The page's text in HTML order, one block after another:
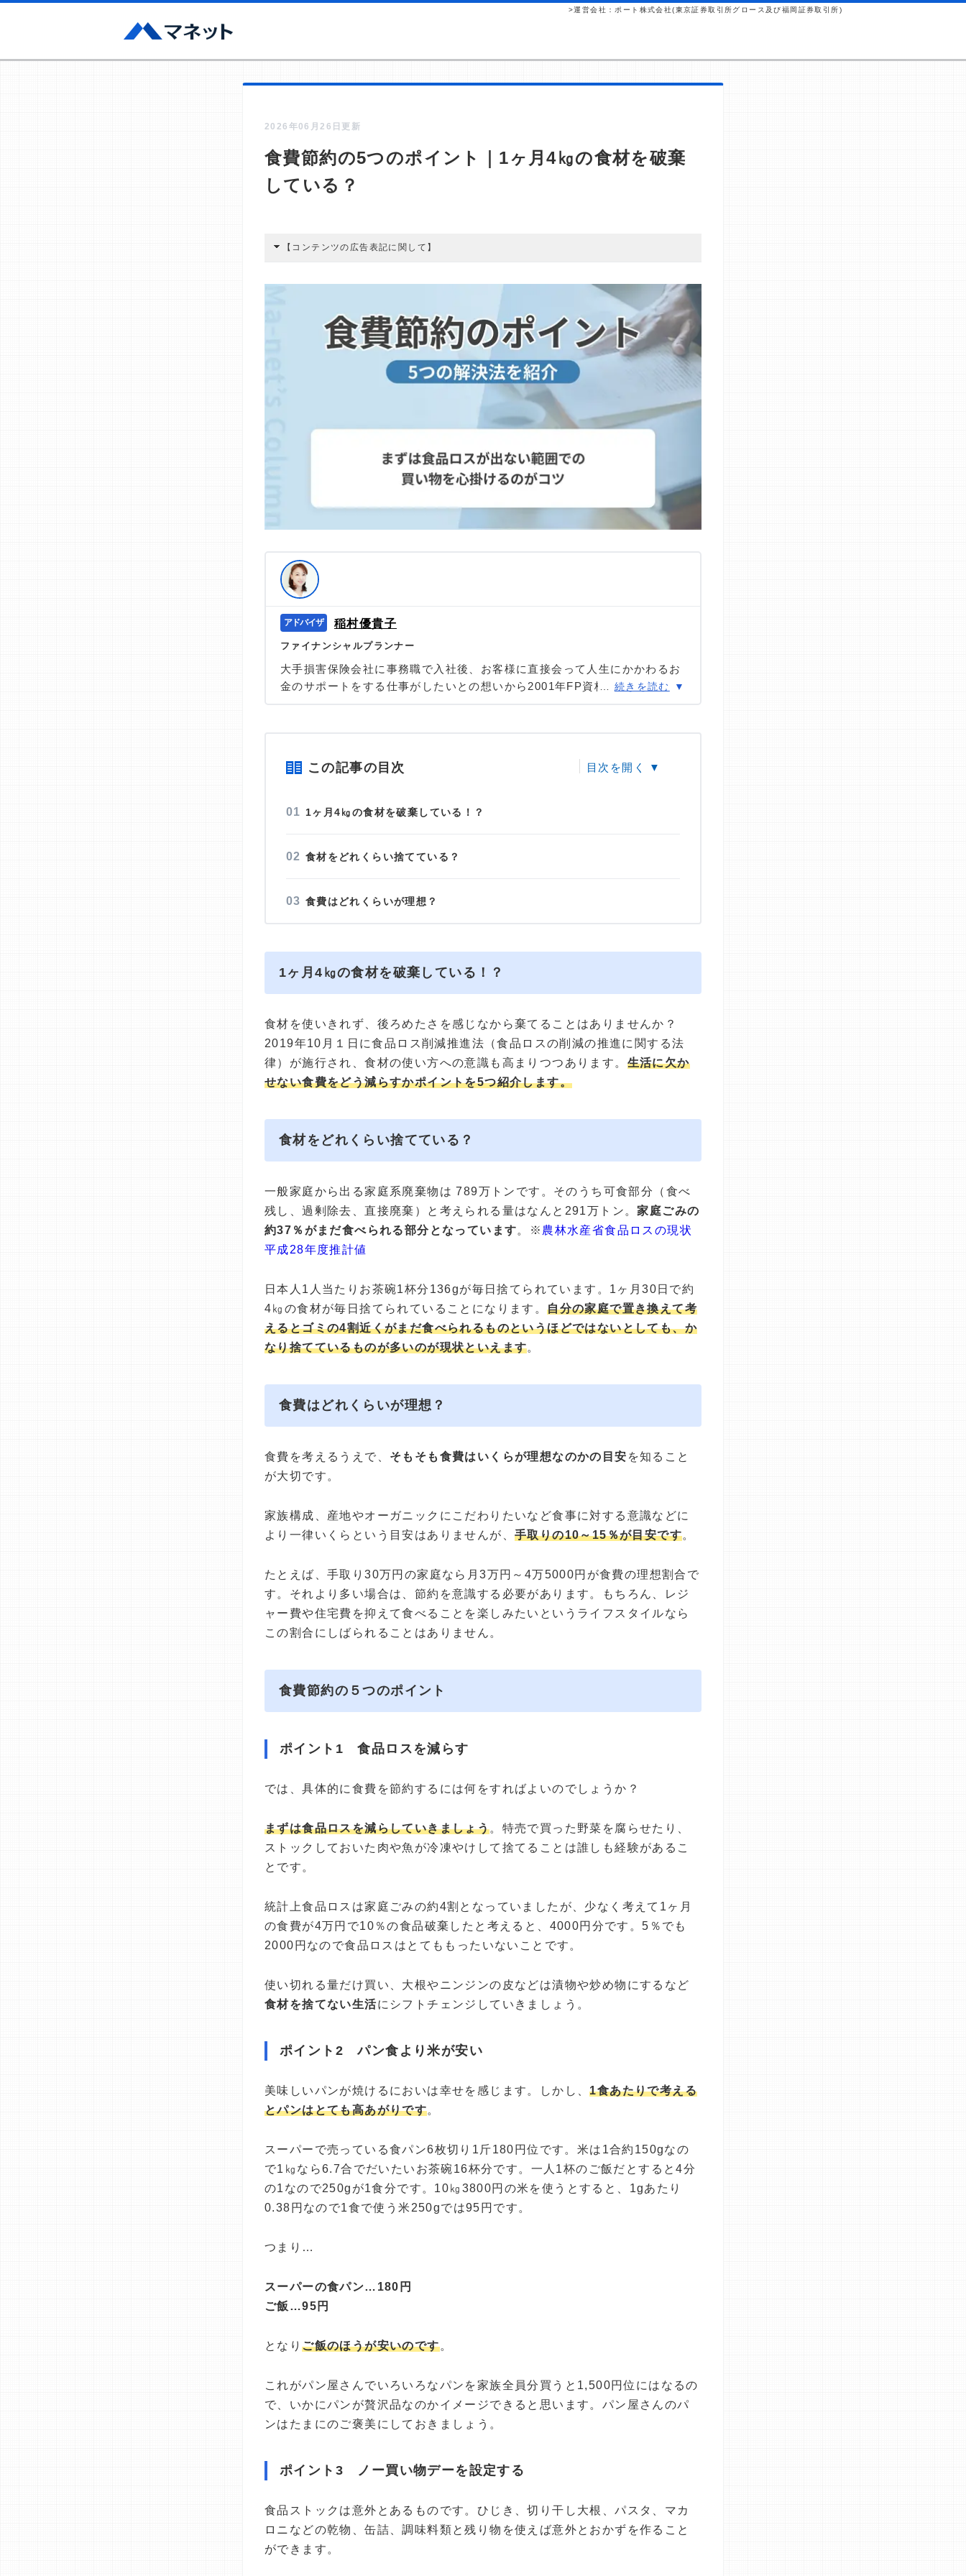
>運営会社：ポート株式会社(東京証券取引所グロース及び福岡証券取引所)
2026年06月26日更新
食費節約の5つのポイント｜1ヶ月4㎏の食材を破棄
している？
【コンテンツの広告表記に関して】
酬が支払われるという収益モデルです。 ただし、特定の商品を根拠なくPRするものではなく、当
編集部の調査／ユーザーへの口コミ収集などに基づき、公平性を担保した情報提供を行っていま
>提携企業一覧
稲村優貴子
ファイナンシャルプランナー
大手損害保険会社に事務職で入社後、お客様に直接会って人生にかかわるお
金のサポートをする仕事がしたいとの想いから2001年FP資格を取得し独
… 続きを読む
この記事の目次
1ヶ月4㎏の食材を破棄している！？
食材をどれくらい捨てている？
食費はどれくらいが理想？
1ヶ月4㎏の食材を破棄している！？
食材を使いきれず、後ろめたさを感じなから棄てることはありませんか？
2019年10月１日に食品ロス削減推進法（食品ロスの削減の推進に関する法
律）が施行され、食材の使い方への意識も高まりつつあります。 生活に欠か
せない食費をどう減らすかポイントを5つ紹介します。
食材をどれくらい捨てている？
一般家庭から出る家庭系廃棄物は 789万トンです。そのうち可食部分（食べ
残し、過剰除去、直接廃棄）と考えられる量はなんと291万トン。家庭ごみの
約37％がまだ食べられる部分となっています。※ 農林水産省食品ロスの現状
平成28年度推計値
日本人1人当たりお茶碗1杯分136gが毎日捨てられています。1ヶ月30日で約
4㎏の食材が毎日捨てられていることになります。自分の家庭で置き換えて考
えるとゴミの4割近くがまだ食べられるものというほどではないとしても、か
なり捨てているものが多いのが現状といえます。
食費はどれくらいが理想？
食費を考えるうえで、 そもそも食費はいくらが理想なのかの目安 を知ること
が大切です。
家族構成、産地やオーガニックにこだわりたいなど食事に対する意識などに
より一律いくらという目安はありませんが、 手取りの10～15％が目安です。
たとえば、手取り30万円の家庭なら月3万円～4万5000円が食費の理想割合で
す。それより多い場合は、節約を意識する必要があります。もちろん、レジ
ャー費や住宅費を抑えて食べることを楽しみたいというライフスタイルなら
この割合にしばられることはありません。
食費節約の５つのポイント
ポイント1 食品ロスを減らす
では、具体的に食費を節約するには何をすればよいのでしょうか？
まずは食品ロスを減らしていきましょう。特売で買った野菜を腐らせたり、
ストックしておいた肉や魚が冷凍やけして捨てることは誰しも経験があるこ
とです。
統計上食品ロスは家庭ごみの約4割となっていましたが、少なく考えて1ヶ月
の食費が4万円で10％の食品破棄したと考えると、4000円分です。5％でも
2000円なので食品ロスはとてももったいないことです。
使い切れる量だけ買い、大根やニンジンの皮などは漬物や炒め物にするなど
食材を捨てない生活にシフトチェンジしていきましょう。
ポイント2 パン食より米が安い
美味しいパンが焼けるにおいは幸せを感じます。しかし、1食あたりで考える
とパンはとても高あがりです。
スーパーで売っている食パン6枚切り1斤180円位です。米は1合約150gなの
で1㎏なら6.7合でだいたいお茶碗16杯分です。一人1杯のご飯だとすると4分
の1なので250gが1食分です。10㎏3800円の米を使うとすると、1gあたり
0.38円なので1食で使う米250gでは95円です。
つまり…
スーパーの食パン…180円
ご飯…95円
となりご飯のほうが安いのです。
これがパン屋さんでいろいろなパンを家族全員分買うと1,500円位にはなるの
で、いかにパンが贅沢品なのかイメージできると思います。パン屋さんのパ
ンはたまにのご褒美にしておきましょう。
ポイント3 ノー買い物デーを設定する
食品ストックは意外とあるものです。ひじき、切り干し大根、パスタ、マカ
ロニなどの乾物、缶詰、調味料類と残り物を使えば意外とおかずを作ること
ができます。